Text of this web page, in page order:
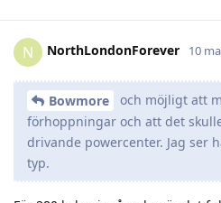
N NorthLondonForever 10
Bowmore
och möjligt att
förhoppningar och att det
drivande powercenter. Jag ser
typ.